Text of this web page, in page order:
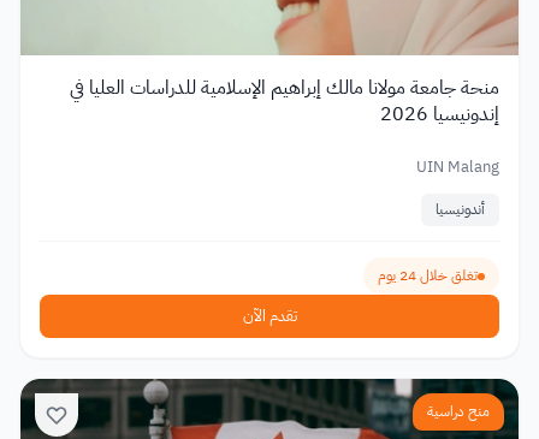
منحة جامعة مولانا مالك إبراهيم الإسلامية للدراسات العليا في
إندونيسيا 2026
UIN Malang
أندونيسيا
تغلق خلال 24 يوم
تقدم الآن
منح دراسية